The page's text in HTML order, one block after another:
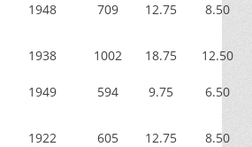
1948 709 12.75 8.50
1938 1002 18.75 12.50
1949 594 9.75 6.50
1922 605 12.75 8.50